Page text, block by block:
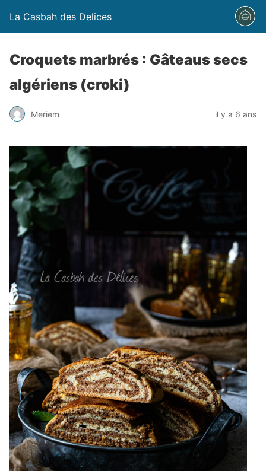
La Casbah des Delices
Croquets marbrés : Gâteaus secs
algériens (croki)
Meriem il y a 6 ans